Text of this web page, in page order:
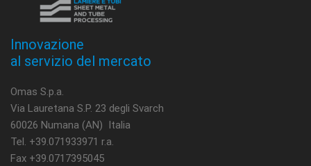
Innovazione
al servizio del mercato
Omas S.p.a.
Via Lauretana S.P. 23 degli Svarch
60026 Numana (AN) Italia
Tel. +39.071933971 r.a.
Fax +39.0717395045